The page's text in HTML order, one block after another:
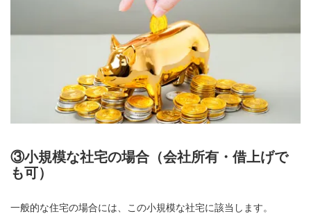
③小規模な社宅の場合（会社所有・借上げで
も可）
一般的な住宅の場合には、この小規模な社宅に該当します。